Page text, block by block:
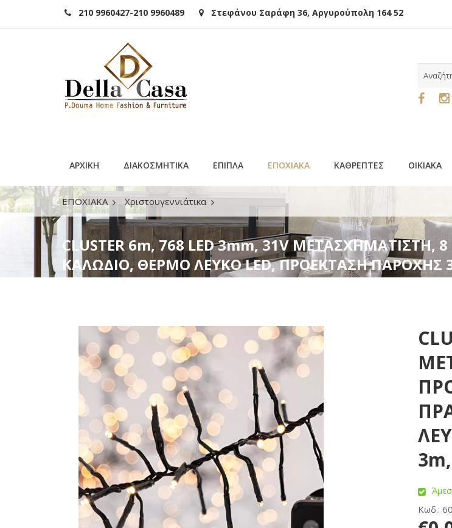
210 9960427-210 9960489 Στεφάνου Σαράφη 36, Αργυρούπολη 164 52
ΑΡΧΙΚΗ ΔΙΑΚΟΣΜΗΤΙΚΑ ΕΠΙΠΛΑ ΕΠΟΧΙΑΚΑ ΚΑΘΡΕΠΤΕΣ ΟΙΚΙΑΚΑ
ΕΠΟΧΙΑΚΑ Χριστουγεννιάτικα
CLUSTER 6m, 768 LED 3mm, 31V ΜΕΤΑΣΧΗΜΑΤΙΣΤΗ, 8 ΠΡΟΓΡΑΜΜΑΤΑ &
3m, ΙΡ44
CLUSTER 6m, 768 LED 3mm, 31V
ΚΑΛΩΔΙΟ, ΘΕΡΜΟ ΛΕΥΚΟ LED, ΠΡΟΕΚΤΑΣΗ ΠΑΡΟΧΗΣ
Κωδ.: